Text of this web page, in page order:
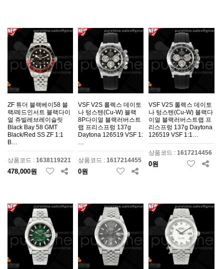
ZF 튜더 블랙베이58 블
랙/레드인서트 블랙다이
얼 쥬빌레브레이슬릿
Black Bay 58 GMT
Black/Red SS ZF 1:1
B…
상품코드 : 1638119221
478,000원
VSF V2S 롤렉스 데이토
나 텅스텐(Cu-W) 블랙
8P다이얼 블랙러버스트
랩 프리스프렁 137g
Daytona 126519 VSF 1:
상품코드 :1617214455
0원
VSF V2S 롤렉스 데이토
나 텅스텐(Cu-W) 블랙다
이얼 블랙러버스트랩 프
리스프렁 137g Daytona
126519 VSF 1:1…
상품코드 :1617214456
0원